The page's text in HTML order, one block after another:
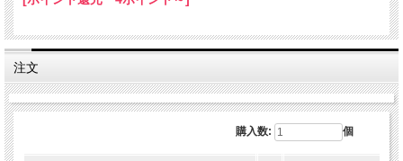
オレンジに似た甘くデリケートな香り。
親しみやすい穏やかな香り。
熟成前の状態の果実を使用
注文
購入数: 個